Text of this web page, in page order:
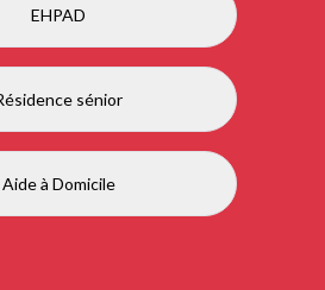
EHPAD
sénior
Aide à Domicile